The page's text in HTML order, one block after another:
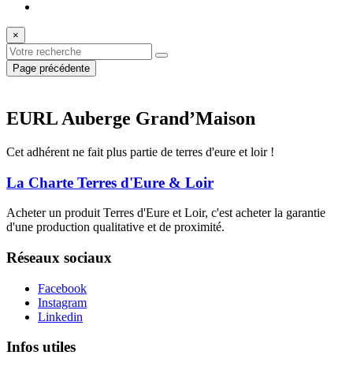
×
Page précédente
EURL Auberge Grand’Maison
Cet adhérent ne fait plus partie de terres d'eure et loir !
La Charte Terres d'Eure & Loir
Acheter un produit Terres d'Eure et Loir, c'est acheter la garantie
d'une production qualitative et de proximité.
Réseaux sociaux
Facebook
Instagram
Linkedin
Infos utiles